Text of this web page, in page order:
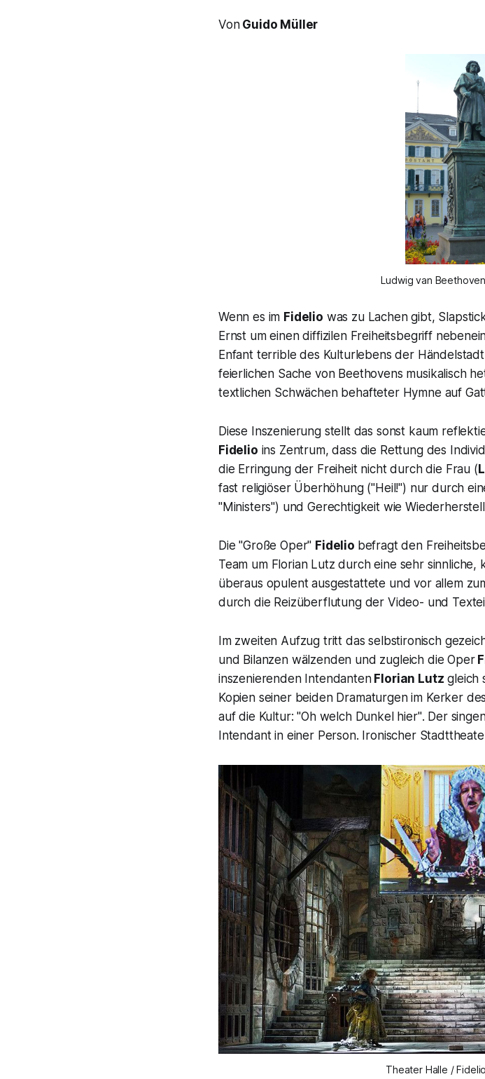
VonGuido Müller
Ludwig van
Wenn es im Fidelio was zu Lachen gibt,
Ernst um einen diffizilen Freiheitsbegriff
Enfant terrible des Kulturlebens der
feierlichen Sache von Beethovens musikalisch
textlichen Schwächen behafteter Hymne auf
Diese Inszenierung stellt das sonst kaum
Fidelio ins Zentrum, dass die Rettung des
die Erringung der Freiheit nicht durch die Frau (
fast religiöser Überhöhung ("Heil!") nur durch
"Ministers") und Gerechtigkeit wie
Die "Große Oper" Fidelio befragt den
Team um Florian Lutz durch eine sehr
überaus opulent ausgestattete und vor allem
durch die Reizüberflutung der Video- und
Im zweiten Aufzug tritt das selbstironisch
und Bilanzen wälzenden und zugleich die Oper
inszenierenden IntendantenFlorian Lutz gleich
Kopien seiner beiden Dramaturgen im Kerker
auf die Kultur:"Oh welch Dunkel hier". Der
Intendant in einer Person. Ironischer
Theater Halle /